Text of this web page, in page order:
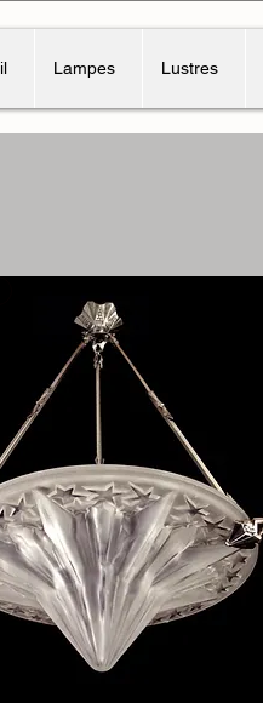
Lampes Lustres